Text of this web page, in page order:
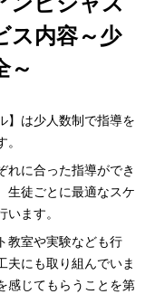
ス内容～少
～
】は少人数制で指導を
れに合った指導ができ
生徒ごとに最適なスケ
ます。
教室や実験なども行
夫にも取り組んでいま
感じてもらうことを第